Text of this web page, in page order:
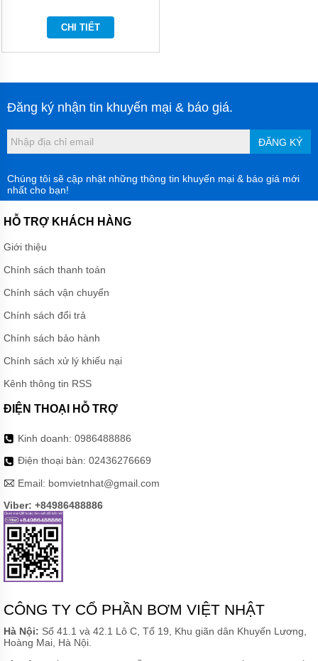
NÉN
BƠM DÙNG
KHÍ NÉN
BƠM
KHÍ
NÉN
BƠM
KHÍ NÉN
DÙNG
NÉN
BƠM
DÙNG
KHÍ
NÉN
GODO
DÙNG
VERDER
BƠM
DÙNG
KHÍ
NÉN
FTI
BƠM
DÙNG
KHÍ
ARGAL
BƠM
DÙNG
CHI TIẾT
Đăng ký nhận tin khuyến mại & báo giá.
ĐĂNG KÝ
Chúng tôi sẽ cập nhật những thông tin khuyến mại & báo giá mới
nhất cho bạn!
HỖ TRỢ KHÁCH HÀNG
Giới thiệu
Chính sách thanh toán
Chính sách vận chuyển
Chính sách đổi trả
Chính sách bảo hành
Chính sách xử lý khiếu nại
Kênh thông tin RSS
ĐIỆN THOẠI HỖ TRỢ
Kinh doanh: 0986488886
Điện thoại bàn: 02436276669
Email: bomvietnhat@gmail.com
Viber: +84986488886
CÔNG TY CỔ PHẦN BƠM VIỆT NHẬT
Hà Nội: Số 41.1 và 42.1 Lô C, Tổ 19, Khu giãn dân Khuyến Lương,
Hoàng Mai, Hà Nội.